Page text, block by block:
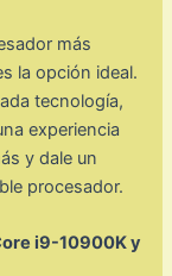
más
la opción ideal.
tecnología,
experiencia
y dale un
procesador.
i9-10900K y